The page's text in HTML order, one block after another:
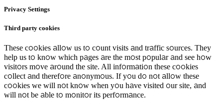
Privacy Settings
Third party cookies
These cookies allow us to count visits and traffic sources. They
help us to know which pages are the most popular and see how
visitors move around the site. All information these cookies
collect and therefore anonymous. If you do not allow these
cookies we will not know when you have visited our site, and
will not be able to monitor its performance.